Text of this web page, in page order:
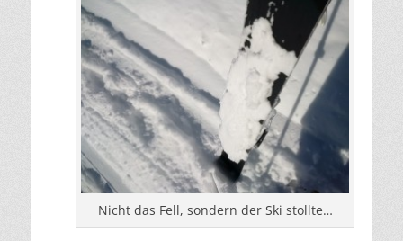
Nicht das Fell, sondern der Ski stollte…